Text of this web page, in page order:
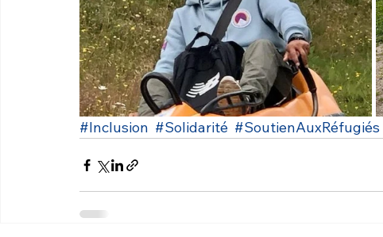
#Inclusion #Solidarité #SoutienAuxRéfugiés